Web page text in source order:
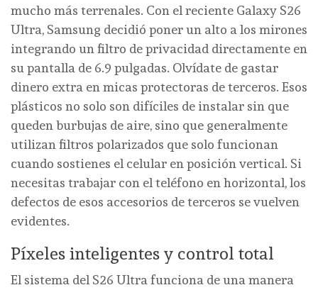
mucho más terrenales. Con el reciente Galaxy S26
Ultra, Samsung decidió poner un alto a los mirones
integrando un filtro de privacidad directamente en
su pantalla de 6.9 pulgadas. Olvídate de gastar
dinero extra en micas protectoras de terceros. Esos
plásticos no solo son difíciles de instalar sin que
queden burbujas de aire, sino que generalmente
utilizan filtros polarizados que solo funcionan
cuando sostienes el celular en posición vertical. Si
necesitas trabajar con el teléfono en horizontal, los
defectos de esos accesorios de terceros se vuelven
evidentes.
Píxeles inteligentes y control total
El sistema del S26 Ultra funciona de una manera